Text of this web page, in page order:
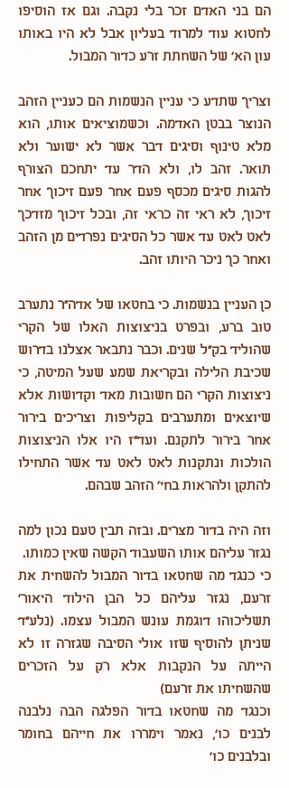
הם בני האדם זכר בלי נקבה. וגם אז הוסיפו
לחטוא עוד למרוד בעליון אבל לא היו באותו
עון הא' של השחתת זרע כדור המבול.
וצריך שתדע כי עניין הנשמות הם כעניין הזהב
הנוצר בבטן האדמה. וכשמוציאים אותו, הוא
מלא טינוף וסיגים דבר אשר לא ישוער ולא
תואר. זהב לו, ולא הדר עד יתחכם הצורף
להגות סיגים מכסף פעם אחר פעם זיכוך אחר
זיכוך, לא ראי זה כראי זה, ובכל זיכוך מזדכך
לאט לאט עד אשר כל הסיגים נפרדים מן הזהב
ואחר כך ניכר היותו זהב.
כן העניין בנשמות. כי בחטאו של אדה"ר נתערב
טוב ברע, ובפרט בניצוצות האלו של הקרי
שהוליד בק"ל שנים. וכבר נתבאר אצלנו בדרוש
שכיבת הלילה ובקריאת שמע שעל המיטה, כי
ניצוצות הקרי הם חשובות מאד וקדושות אלא
שיוצאים ומתערבים בקליפות וצריכים בירור
אחר בירור לתקנם. ועד"ז היו אלו הניצוצות
הולכות ונתקנות לאט לאט עד אשר התחילו
להתקן ולהראות בחי' הזהב שבהם.
וזה היה בדור מצרים. ובזה תבין טעם נכון למה
נגזר עליהם אותו השעבוד הקשה שאין כמותו.
כי כנגד מה שחטאו בדור המבול להשחית את
זרעם, נגזר עליהם כל הבן הילוד היאור'
תשליכוהו דוגמת עונש המבול עצמו. (נלע"ד
שניתן להוסיף שזו אולי הסיבה שגזרה זו לא
הייתה על הנקבות אלא רק על הזכרים
שהשחיתו את זרעם)
וכנגד מה שחטאו בדור הפלגה הבה נלבנה
לבנים כו', נאמר וימררו את חייהם בחומר
ובלבנים כו'